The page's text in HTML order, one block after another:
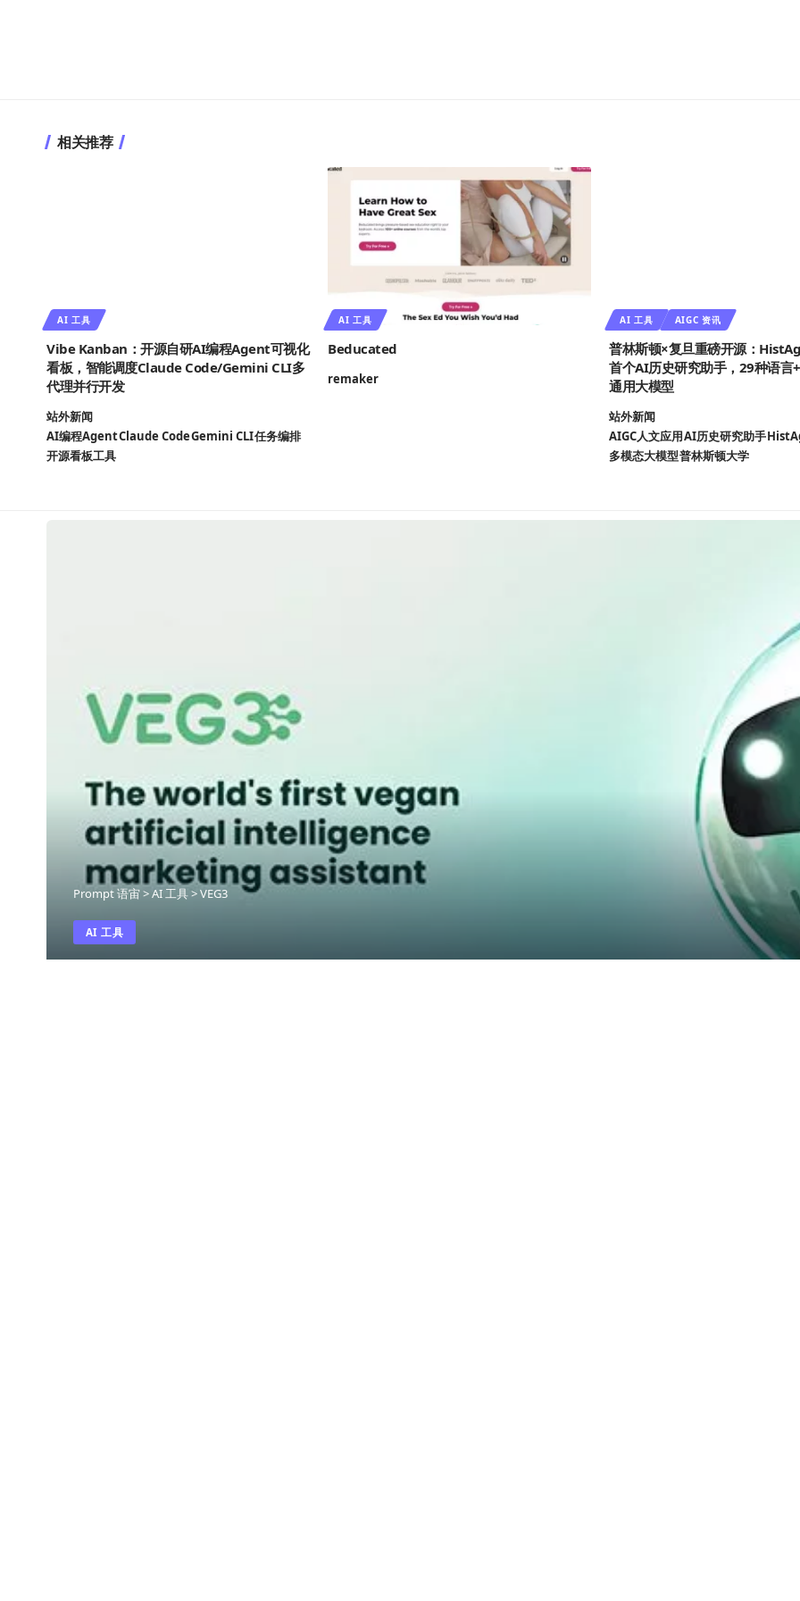
相关推荐
AI 工具
Vibe Kanban：开源自研AI编程Agent可视化
看板，智能调度Claude Code/Gemini CLI多
代理并行开发
站外新闻
AI编程AgentClaude CodeGemini CLI任务编排
开源看板工具
AI 工具
Beducated
remaker
AI 工具 AIGC 资讯
普林斯顿×复旦重磅开源：
首个AI历史研究助手，29种语言
通用大模型
站外新闻
AIGC人文应用AI历史研究助手
多模态大模型普林斯顿大学
Prompt 语宙>AI 工具>VEG3
AI 工具